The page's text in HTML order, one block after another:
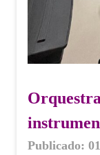
Publicado: